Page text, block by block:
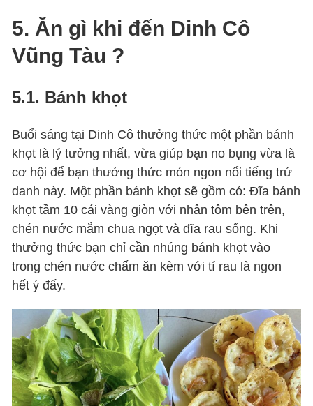
5. Ăn gì khi đến Dinh Cô
Vũng Tàu ?
5.1. Bánh khọt
Buổi sáng tại Dinh Cô thưởng thức một phần bánh
khọt là lý tưởng nhất, vừa giúp bạn no bụng vừa là
cơ hội để bạn thưởng thức món ngon nổi tiếng trứ
danh này. Một phần bánh khọt sẽ gồm có: Đĩa bánh
khọt tầm 10 cái vàng giòn với nhân tôm bên trên,
chén nước mắm chua ngọt và đĩa rau sống. Khi
thưởng thức bạn chỉ cần nhúng bánh khọt vào
trong chén nước chấm ăn kèm với tí rau là ngon
hết ý đấy.